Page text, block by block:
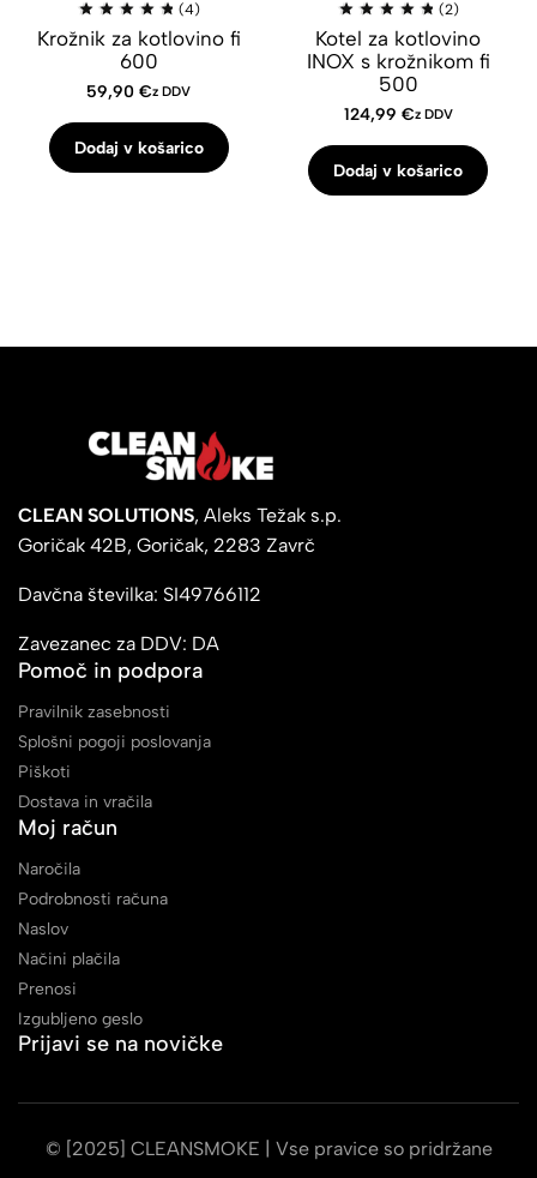
(4)
Krožnik za kotlovino fi
600
59,90€z DDV
Dodaj v košarico
(2)
Kotel za kotlovino
INOX s krožnikom fi
500
124,99 €z DDV
Dodaj v košarico
CLEAN SOLUTIONS, Aleks Težak s.p.
Goričak 42B, Goričak, 2283 Zavrč
Davčna številka: SI49766112
Zavezanec za DDV: DA
Pomoč in podpora
Pravilnik zasebnosti
Splošni pogoji poslovanja
Piškoti
Dostava in vračila
Moj račun
Naročila
Podrobnosti računa
Naslov
Načini plačila
Prenosi
Izgubljeno geslo
Prijavi se na novičke
© [2025] CLEANSMOKE | Vse pravice so pridržane